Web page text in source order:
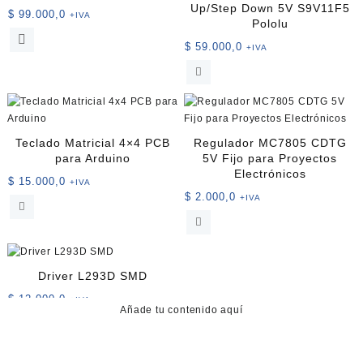
$ 99.000,0 +IVA
Up/Step Down 5V S9V11F5
Pololu
$ 59.000,0 +IVA
Teclado Matricial 4×4 PCB
para Arduino
$ 15.000,0 +IVA
Regulador MC7805 CDTG
5V Fijo para Proyectos
Electrónicos
$ 2.000,0 +IVA
Driver L293D SMD
$ 12.000,0 +IVA
Añade tu contenido aquí